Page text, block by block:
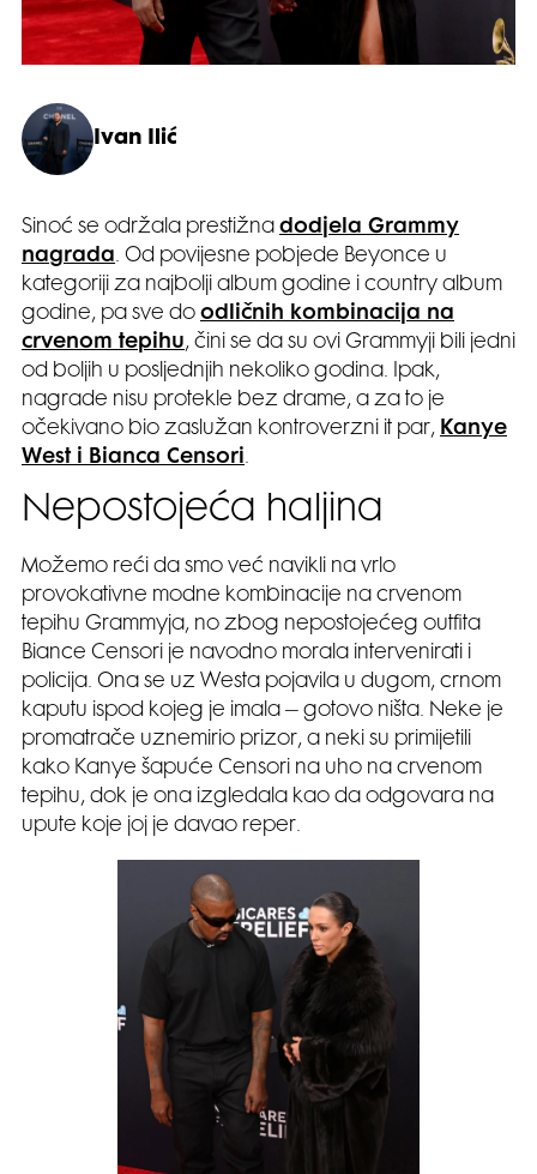
Ivan Ilić
Sinoć se održala prestižna dodjela Grammy
nagrada. Od povijesne pobjede Beyonce u
kategoriji za najbolji album godine i country album
godine, pa sve do odličnih kombinacija na
crvenom tepihu, čini se da su ovi Grammyji bili jedni
od boljih u posljednjih nekoliko godina. Ipak,
nagrade nisu protekle bez drame, a za to je
očekivano bio zaslužan kontroverzni it par, Kanye
West i Bianca Censori .
Nepostojeća haljina
Možemo reći da smo već navikli na vrlo
provokativne modne kombinacije na crvenom
tepihu Grammyja, no zbog nepostojećeg outfita
Biance Censori je navodno morala intervenirati i
policija. Ona se uz Westa pojavila u dugom, crnom
kaputu ispod kojeg je imala – gotovo ništa. Neke je
promatrače uznemirio prizor, a neki su primijetili
kako Kanye šapuće Censori na uho na crvenom
tepihu, dok je ona izgledala kao da odgovara na
upute koje joj je davao reper.